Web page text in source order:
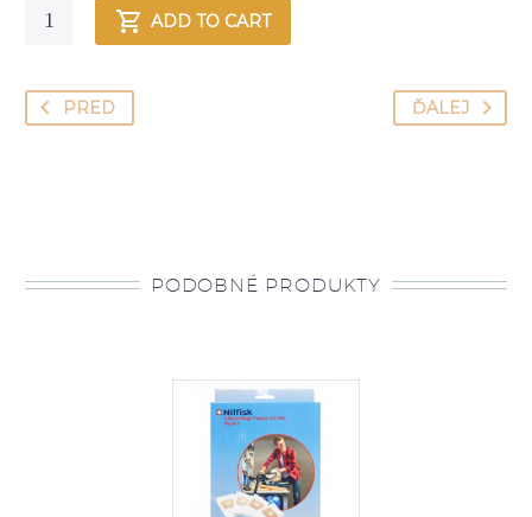
Quantity ADD TO CART
PRED ĎALEJ
PODOBNÉ PRODUKTY